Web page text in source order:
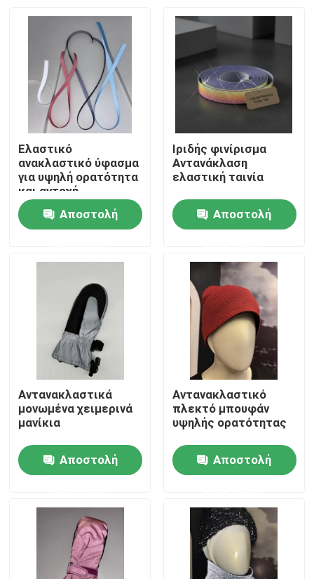
Αρχική Σελίδα
Προϊόντα
Σχετικά με εμάς
Γύρος εργοστασίων
Ποιοτικός έλεγχος
επαφή
Ζητήστε ένα απόσπασμα
αντανακλαστικό ύφασμα
Ελαστικό
ανακλαστικό ύφασμα
για υψηλή ορατότητα
και αντοχή
Αποστολή
Ιριδής φινίρισμα
Αντανάκλαση
ελαστική ταινία
Αποστολή
Αντανακλαστικά
μονωμένα χειμερινά
μανίκια
Αποστολή
Αντανακλαστικό
πλεκτό μπουφάν
υψηλής ορατότητας
Αποστολή